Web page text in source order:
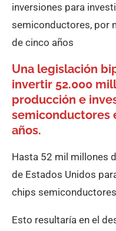
inversiones para
semiconductores, por
de cinco años
Una legislación
invertir 52.000
producción e
semiconductores
años.
Hasta 52 mil millones
de Estados Unidos
chips
Esto resultaría en el